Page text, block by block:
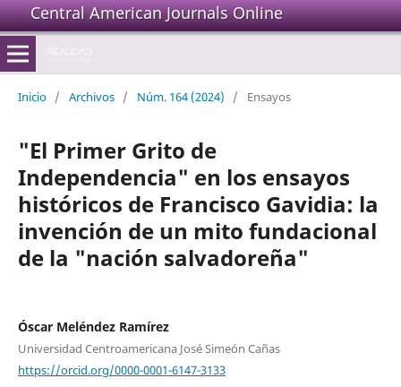
Central American Journals Online
Inicio / Archivos / Núm. 164 (2024) / Ensayos
"El Primer Grito de
Independencia" en los ensayos
históricos de Francisco Gavidia: la
invención de un mito fundacional
de la "nación salvadoreña"
Óscar Meléndez Ramírez
Universidad Centroamericana José Simeón Cañas
https://orcid.org/0000-0001-6147-3133